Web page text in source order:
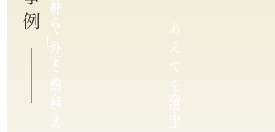
軒
で
外
と
繋
が
る
あ
え
て
を
選
暮
ら
し、
支
え
合
う
空